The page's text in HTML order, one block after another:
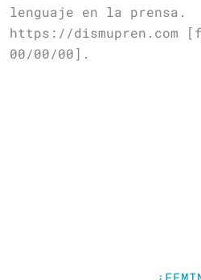
lenguaje en la prensa.
https://dismupren.com
00/00/00].